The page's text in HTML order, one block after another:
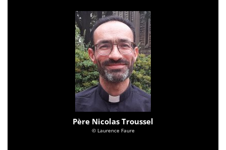
Père Nicolas Troussel
© Laurence Faure